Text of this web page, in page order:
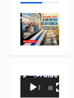
Reproductor
00:00 00:35